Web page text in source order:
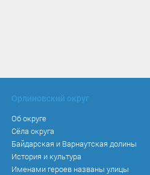
Орлиновский округ
Об округе
Сёла округа
Байдарская и Варнаутская долины
История и культура
Именами героев названы улицы